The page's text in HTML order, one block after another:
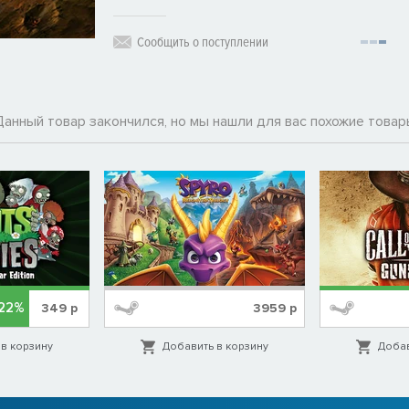
Сообщить о поступлении
товар закончился, но мы нашли для вас похожие
349р
корзину
3959р
Добавить в корзину